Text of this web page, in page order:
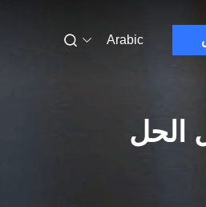
Arabic
الحل